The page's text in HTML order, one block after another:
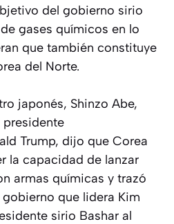
del gobierno sirio
gases químicos en lo
que también constituye
del Norte.
japonés, Shinzo Abe,
presidente
Trump, dijo que Corea
la capacidad de lanzar
armas químicas y trazó
que lidera Kim
sirio Bashar al